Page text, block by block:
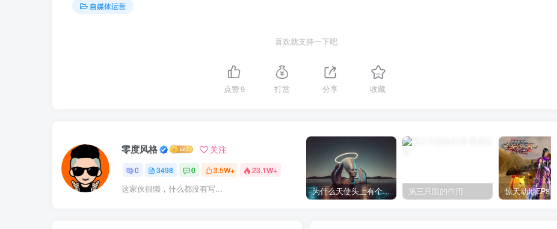
自媒体运营
喜欢就支持一下吧
点赞9 打赏 分享 收藏
零度风格 关注
0 3498 0 3.5W+ 23.1W+
这家伙很懒，什么都没有写... 为什么天使头上有个圈？ 第三只眼的作用